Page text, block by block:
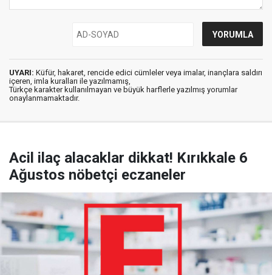
UYARI: Küfür, hakaret, rencide edici cümleler veya imalar, inançlara saldırı
içeren, imla kuralları ile yazılmamış,
Türkçe karakter kullanılmayan ve büyük harflerle yazılmış yorumlar
onaylanmamaktadır.
Acil ilaç alacaklar dikkat! Kırıkkale 6
Ağustos nöbetçi eczaneler